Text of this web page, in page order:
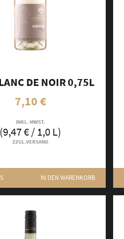
DE NOIR 0,75L
7,10€
INKL. MWST.
(9,47€/ 1,0 L)
ZZGL.VERSAND
IN DEN WARENKORB